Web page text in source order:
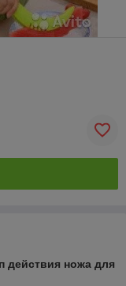
действия ножа для